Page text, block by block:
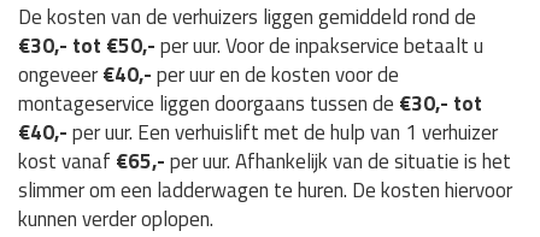
De kosten van de verhuizers liggen gemiddeld rond de
€30,- tot €50,-per uur. Voor de inpakservice betaalt u
ongeveer€40,-per uur en de kosten voor de
montageservice liggen doorgaans tussen de €30,- tot
€40,-per uur. Een verhuislift met de hulp van 1 verhuizer
kost vanaf €65,-per uur. Afhankelijk van de situatie is het
slimmer om een ladderwagen te huren. De kosten hiervoor
kunnen verder oplopen.